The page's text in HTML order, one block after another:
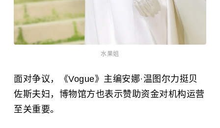
水果姐
面对争议，《Vogue》主编安娜·温图尔力挺贝
佐斯夫妇，博物馆方也表示赞助资金对机构运营
至关重要。